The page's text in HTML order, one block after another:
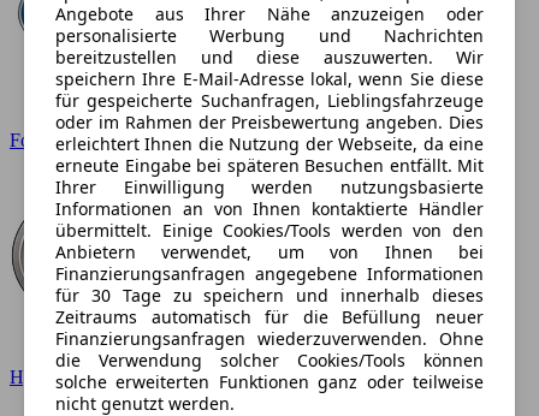
Ford
Hyundai
Angebote aus Ihrer Nähe anzuzeigen oder
personalisierte Werbung und Nachrichten
bereitzustellen und diese auszuwerten. Wir
speichern Ihre E-Mail-Adresse lokal, wenn Sie diese
für gespeicherte Suchanfragen, Lieblingsfahrzeuge
oder im Rahmen der Preisbewertung angeben. Dies
erleichtert Ihnen die Nutzung der Webseite, da eine
erneute Eingabe bei späteren Besuchen entfällt. Mit
Ihrer Einwilligung werden nutzungsbasierte
Informationen an von Ihnen kontaktierte Händler
übermittelt. Einige Cookies/Tools werden von den
Anbietern verwendet, um von Ihnen bei
Finanzierungsanfragen angegebene Informationen
für 30 Tage zu speichern und innerhalb dieses
Zeitraums automatisch für die Befüllung neuer
Finanzierungsanfragen wiederzuverwenden. Ohne
die Verwendung solcher Cookies/Tools können
solche erweiterten Funktionen ganz oder teilweise
nicht genutzt werden.